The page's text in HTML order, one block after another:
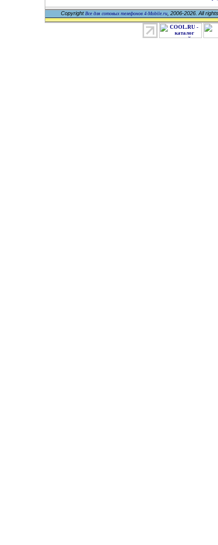
Copyright Все для сотовых телефонов 4-Mobile.ru , 2006-2026. All